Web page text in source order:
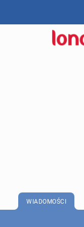
WIADOMOŚCI